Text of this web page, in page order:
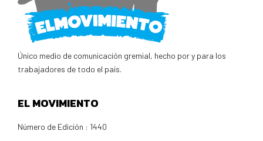
Único medio de comunicación gremial, hecho por y para los
trabajadores de todo el país.
EL MOVIMIENTO
Número de Edición : 1440